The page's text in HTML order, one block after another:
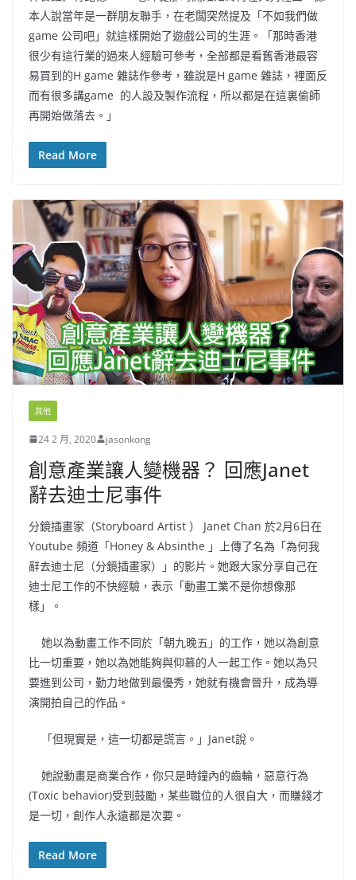
本人說當年是一群朋友聯手，在老闆突然提及「不如我們做
game 公司吧」就這樣開始了遊戲公司的生涯。「那時香港
很少有這行業的過來人經驗可參考，全部都是看舊香港最容
易買到的H game 雜誌作參考，雖說是H game 雜誌，裡面反
而有很多講game 的人設及製作流程，所以都是在這裏偷師
再開始做落去。」
Read More
其他
24 2 月, 2020 jasonkong
創意產業讓人變機器？ 回應Janet
辭去迪士尼事件
分鏡插畫家（Storyboard Artist ） Janet Chan 於2月6日在
Youtube 頻道「Honey & Absinthe 」上傳了名為「為何我
辭去迪士尼（分鏡插畫家）」的影片。她跟大家分享自己在
迪士尼工作的不快經驗，表示「動畫工業不是你想像那
樣」。
她以為動畫工作不同於「朝九晚五」的工作，她以為創意
比一切重要，她以為她能夠與仰慕的人一起工作。她以為只
要進到公司，勤力地做到最優秀，她就有機會晉升，成為導
演開拍自己的作品。
「但現實是，這一切都是謊言。」Janet說。
她說動畫是商業合作，你只是時鐘內的齒輪，惡意行為
(Toxic behavior)受到鼓勵，某些職位的人很自大，而賺錢才
是一切，創作人永遠都是次要。
Read More